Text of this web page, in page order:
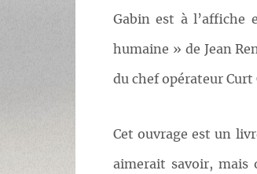
Gabin est à l’affiche
humaine » de Jean
du chef opérateur Curt
Cet ouvrage est un
aimerait savoir, mais